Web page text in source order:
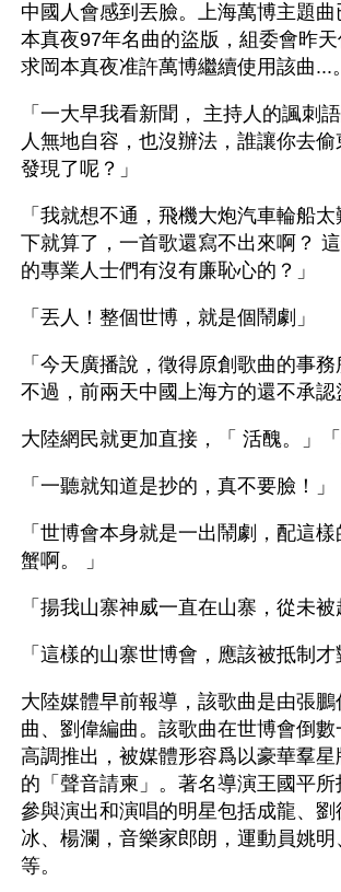
中國人會感到丟臉。上海萬博主題曲
本真夜97年名曲的盜版，組委會昨
求岡本真夜准許萬博繼續使用該曲...
「一大早我看新聞， 主持人的諷刺
人無地自容，也沒辦法，誰讓你去
發現了呢？」
「我就想不通，飛機大炮汽車輪船
下就算了，一首歌還寫不出來啊？
的專業人士們有沒有廉恥心的？」
「丟人！整個世博，就是個鬧劇」
「今天廣播說，徵得原創歌曲的事務
不過，前兩天中國上海方的還不承認
大陸網民就更加直接，「 活醜。」「
「一聽就知道是抄的，真不要臉！」
「世博會本身就是一出鬧劇，配這
蟹啊。 」
「揚我山寨神威一直在山寨，從未被
「這樣的山寨世博會，應該被抵制才
大陸媒體早前報導，該歌曲是由張
曲、劉偉編曲。該歌曲在世博會倒
高調推出，被媒體形容爲以豪華羣星
的「聲音請柬」。著名導演王國平所
參與演出和演唱的明星包括成龍、劉
冰、楊瀾，音樂家郎朗，運動員姚
等。